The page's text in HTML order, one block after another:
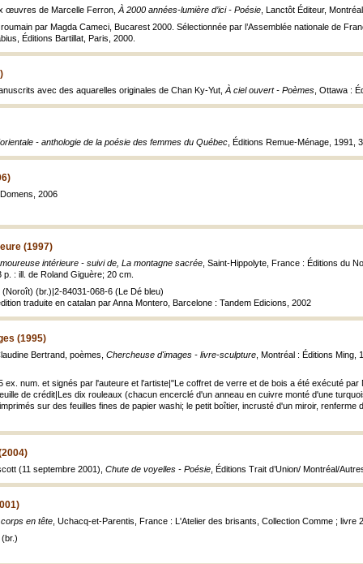
œuvres de Marcelle Ferron, À 2000 années-lumière d’ici - Poésie , Lanctôt Éditeur,
par Magda Cameci, Bucarest 2000. Sélectionnée par l’Assemblée nationale de
Éditions Bartillat, Paris, 2000.
avec des aquarelles originales de Chan Ky-Yut, À ciel ouvert - Poèmes , Ottawa :
- anthologie de la poésie des femmes du Québec , Éditions Remue-Ménage, 1991,
2006
(1997)
intérieure - suivi de, La montagne sacrée , Saint-Hippolyte, France : Éditions du
: ill. de Roland Giguère; 20 cm.
(br.)|2-84031-068-6 (Le Dé bleu)
traduite en catalan par Anna Montero, Barcelone : Tandem Edicions, 2002
(1995)
Bertrand, poèmes, Chercheuse d'images - livre-sculpture , Montréal : Éditions
ex. num. et signés par l'auteure et l'artiste|"Le coffret de verre et de bois a été exécuté
de crédit|Les dix rouleaux (chacun encerclé d'un anneau en cuivre monté d'une
sur des feuilles fines de papier washi; le petit boîtier, incrusté d'un miroir,
(11 septembre 2001), Chute de voyelles - Poésie , Éditions Trait d’Union/ Montréal/
en tête , Uchacq-et-Parentis, France : L'Atelier des brisants, Collection Comme ; livre